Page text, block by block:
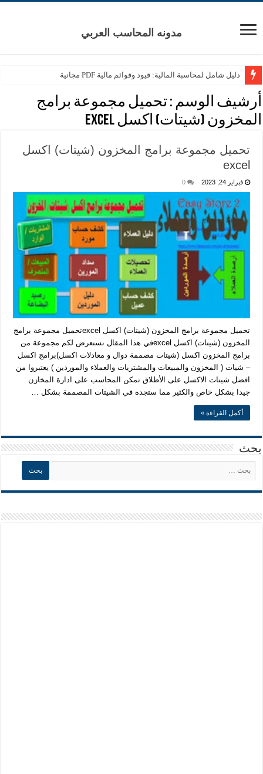
مدونه المحاسب العربي
دليل شامل لمحاسبة المالية: قيود وقوائم مالية PDF مجانية
أرشيف الوسم :تحميل مجموعة برامج
المخزون (شيتات) اكسل excel
تحميل مجموعة برامج المخزون (شيتات) اكسل
excel
فبراير 24, 2023 0
تحميل مجموعة برامج المخزون (شيتات) اكسل excelتحميل مجموعة برامج
المخزون (شيتات) اكسل excelفي هذا المقال نستعرض لكم مجموعة من
برامج المخزون اكسل (شيتات مصممة دوال و معادلات اكسل)برامج اكسل
– شيات ( المخزون والمبيعات والمشتريات والعملاء والموردين ) يعتبروا من
افضل شيتات الاكسل على الأطلاق تمكن المحاسب على ادارة المخازن
جيدا بشكل خاص والكثير مما ستجده في الشيتات المصممة بشكل …
أكمل القراءة »
بحث